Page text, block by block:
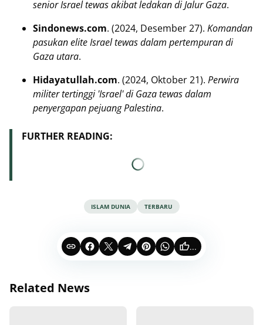
senior Israel tewas akibat ledakan di Jalur Gaza.
Sindonews.com. (2024, Desember 27). Komandan
pasukan elite Israel tewas dalam pertempuran di
Gaza utara.
Hidayatullah.com. (2024, Oktober 21). Perwira
militer tertinggi 'Israel' di Gaza tewas dalam
penyergapan pejuang Palestina.
FURTHER READING:
ISLAM DUNIA TERBARU
...
Related News